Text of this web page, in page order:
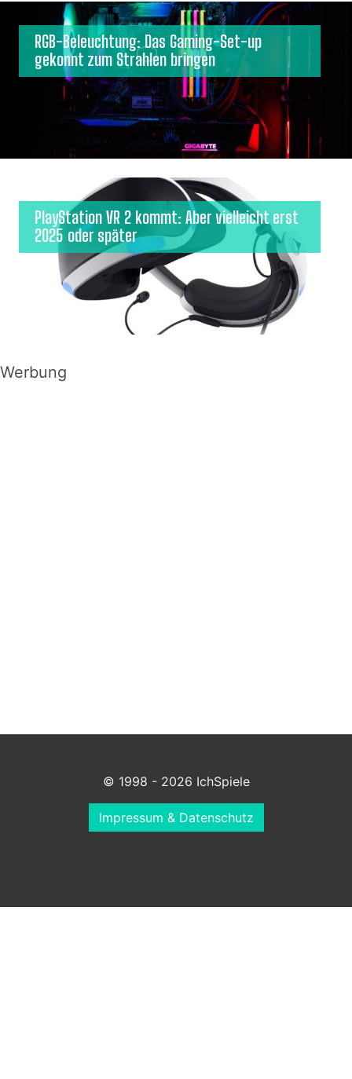
RGB-Beleuchtung: Das Gaming-Set-up
gekonnt zum Strahlen bringen
PlayStation VR 2 kommt: Aber vielleicht erst
2025 oder später
Werbung
© 1998 - 2026 IchSpiele
Impressum & Datenschutz